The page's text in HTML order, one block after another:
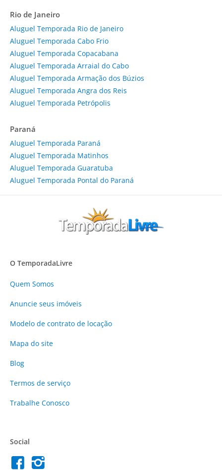
Rio de Janeiro
Aluguel Temporada Rio de Janeiro
Aluguel Temporada Cabo Frio
Aluguel Temporada Copacabana
Aluguel Temporada Arraial do Cabo
Aluguel Temporada Armação dos Búzios
Aluguel Temporada Angra dos Reis
Aluguel Temporada Petrópolis
Paraná
Aluguel Temporada Paraná
Aluguel Temporada Matinhos
Aluguel Temporada Guaratuba
Aluguel Temporada Pontal do Paraná
O TemporadaLivre
Quem Somos
Anuncie seus imóveis
Modelo de contrato de locação
Mapa do site
Blog
Termos de serviço
Trabalhe Conosco
Social